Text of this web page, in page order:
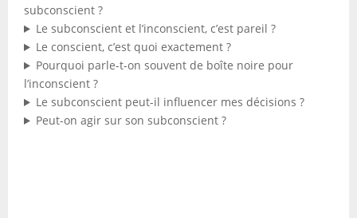
subconscient ?
Le subconscient et l’inconscient, c’est pareil ?
Le conscient, c’est quoi exactement ?
Pourquoi parle-t-on souvent de boîte noire pour
l’inconscient ?
Le subconscient peut-il influencer mes décisions ?
Peut-on agir sur son subconscient ?